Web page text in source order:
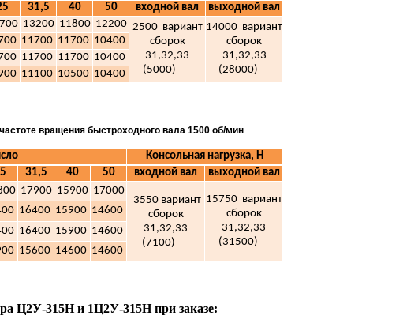
31,5 40 50 входной вал
выходной вал
13200 11800 12200 2500 вариант
сборок
31,32,33
(5000)
14000 вариант
сборок
31,32,33
(28000)
11700 11700 10400
11700 11700 10400
11100 10500 10400
вращения быстроходного вала 1500 об/мин
Консольная нагрузка, Н
31,5 40 50 входной вал
выходной вал
17900 15900 17000
3550 вариант
сборок
31,32,33
(7100)
15750 вариант
сборок
31,32,33
(31500)
16400 15900 14600
16400 15900 14600
15600 14600 14600
Ц2У-315Н и 1Ц2У-315Н при заказе: